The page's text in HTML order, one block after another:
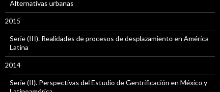
Alternativas urbanas
2015
Serie (III). Realidades de procesos de desplazamiento en América
Latina
2014
Serie (II). Perspectivas del Estudio de Gentrificación en México y